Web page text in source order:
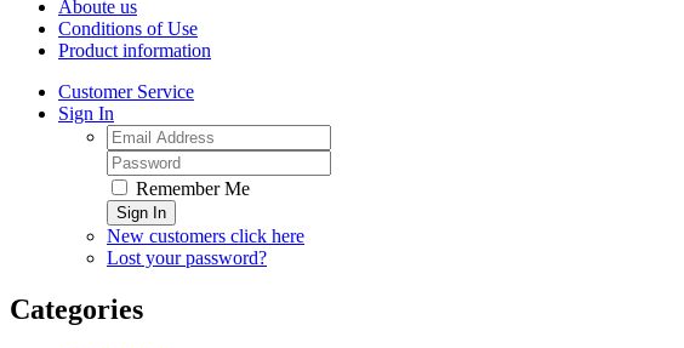
Aboute us
Conditions of Use
Product information
Customer Service
Sign In
Remember Me
Sign In
New customers click here
Lost your password?
Categories